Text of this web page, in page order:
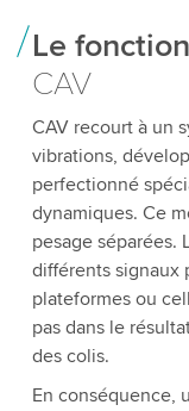
Le
CAV
CAV recourt à un
vibrations,
perfectionné
dynamiques. Ce
pesage séparées.
différents signaux
plateformes ou
pas dans le
des colis.
En conséquence,